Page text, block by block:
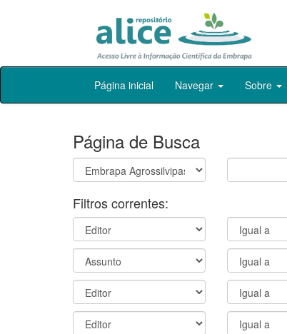
Skip
Página inicial Navegar Sobre
Página de Busca
Filtros correntes: